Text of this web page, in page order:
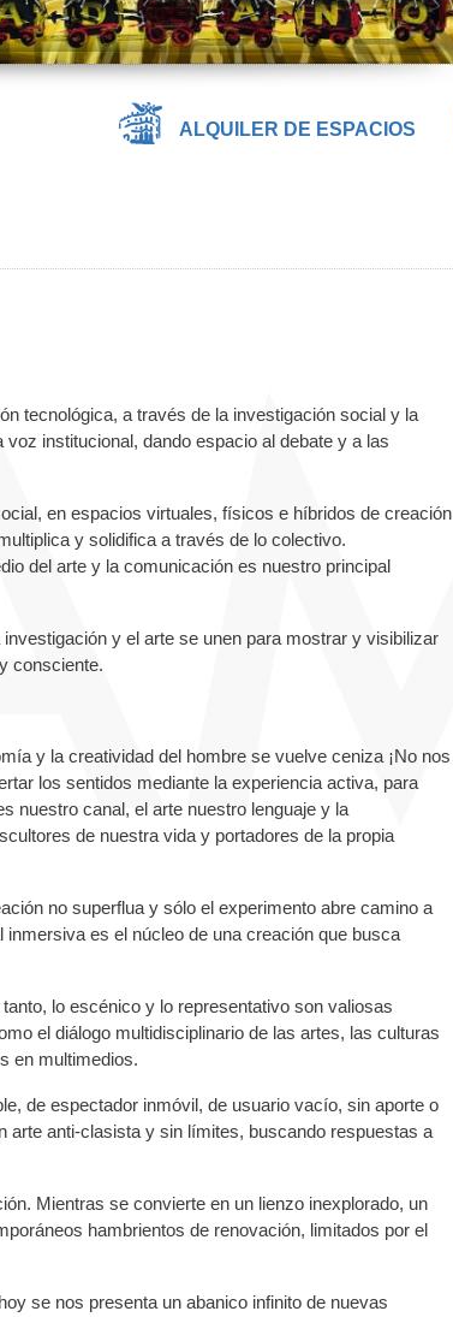
ALQUILER DE ESPACIOS
tecnológica, a través de la investigación social y la
institucional, dando espacio al debate y a las
en espacios virtuales, físicos e híbridos de creación
y solidifica a través de lo colectivo.
del arte y la comunicación es nuestro principal
y el arte se unen para mostrar y visibilizar
consciente.
y la creatividad del hombre se vuelve ceniza ¡No nos
los sentidos mediante la experiencia activa, para
nuestro canal, el arte nuestro lenguaje y la
de nuestra vida y portadores de la propia
no superflua y sólo el experimento abre camino a
es el núcleo de una creación que busca
lo escénico y lo representativo son valiosas
el diálogo multidisciplinario de las artes, las culturas
en multimedios.
de espectador inmóvil, de usuario vacío, sin aporte o
arte anti-clasista y sin límites, buscando respuestas a
Mientras se convierte en un lienzo inexplorado, un
hambrientos de renovación, limitados por el
se nos presenta un abanico infinito de nuevas